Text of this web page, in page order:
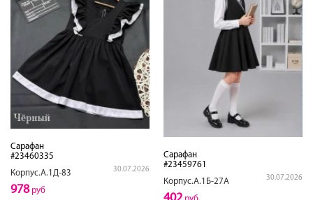
Сарафан
#23460335
Корпус.А.1Д-83
30.07.2026
978руб
Сарафан
#23459761
Корпус.А.1Б-27А
30.07.2026